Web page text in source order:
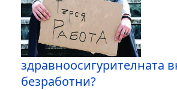
здравноосигурителната
безработни?